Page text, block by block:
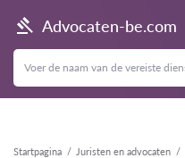
Advocaten-be.com
Startpagina Juristen en advocaten
Terug